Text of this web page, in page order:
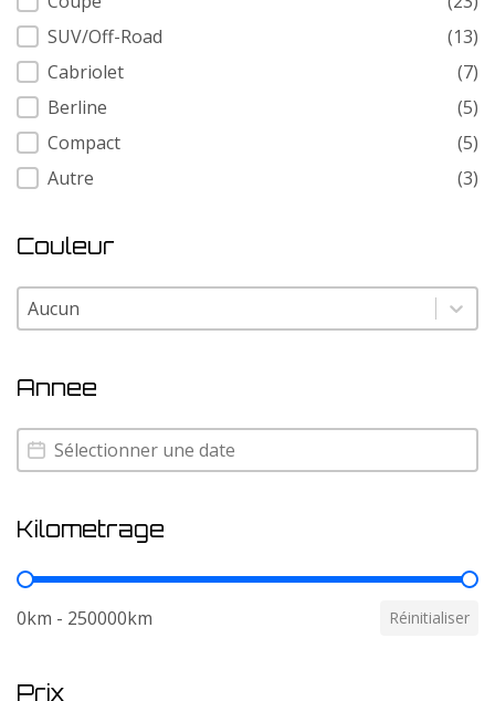
SUV/Off-Road
(13)
Cabriolet
(7)
Berline
(5)
Compact
(5)
Autre
(3)
Couleur
Couleur
Couleur
Annee
Annee
Annee
Kilometrage
Kilometrage
0km - 250000km Réinitialiser
Prix